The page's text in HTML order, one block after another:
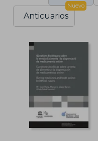
Anticuarios
Nuevo